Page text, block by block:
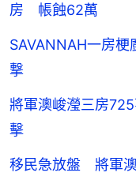
房 帳蝕62萬
SAVANNAH一房
撃
將軍澳峻瀅三房
擊
移民急放盤 將軍